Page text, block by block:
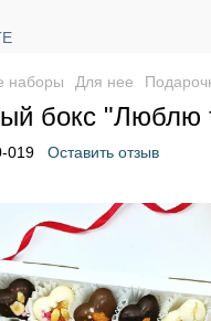
наборы Для нее
бокс "Люблю
019 Оставить отзыв